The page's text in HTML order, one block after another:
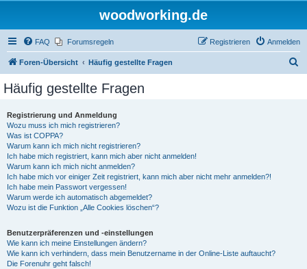
woodworking.de
FAQ Forumsregeln Anmelden
Registrieren
Foren-Übersicht Häufig gestellte Fragen
Häufig gestellte Fragen
Registrierung und Anmeldung
Wozu muss ich mich registrieren?
Was ist COPPA?
Warum kann ich mich nicht registrieren?
Ich habe mich registriert, kann mich aber nicht anmelden!
Warum kann ich mich nicht anmelden?
Ich habe mich vor einiger Zeit registriert, kann mich aber nicht mehr anmelden?!
Ich habe mein Passwort vergessen!
Warum werde ich automatisch abgemeldet?
Wozu ist die Funktion „Alle Cookies löschen“?
Benutzerpräferenzen und -einstellungen
Wie kann ich meine Einstellungen ändern?
Wie kann ich verhindern, dass mein Benutzername in der Online-Liste auftaucht?
Die Forenuhr geht falsch!